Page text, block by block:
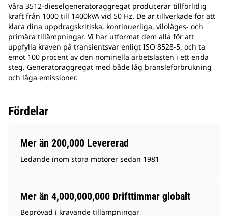
Våra 3512-dieselgeneratoraggregat producerar tillförlitlig
kraft från 1000 till 1400kVA vid 50 Hz. De är tillverkade för att
klara dina uppdragskritiska, kontinuerliga, viloläges- och
primära tillämpningar. Vi har utformat dem alla för att
uppfylla kraven på transientsvar enligt ISO 8528-5, och ta
emot 100 procent av den nominella arbetslasten i ett enda
steg. Generatoraggregat med både låg bränsleförbrukning
och låga emissioner.
Fördelar
Mer än 200,000 Levererad
Ledande inom stora motorer sedan 1981
Mer än 4,000,000,000 Drifttimmar globalt
Beprövad i krävande tillämpningar